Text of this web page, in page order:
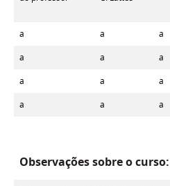
a
a a
a
a a
a
a a
a
a a
Observações sobre o curso: